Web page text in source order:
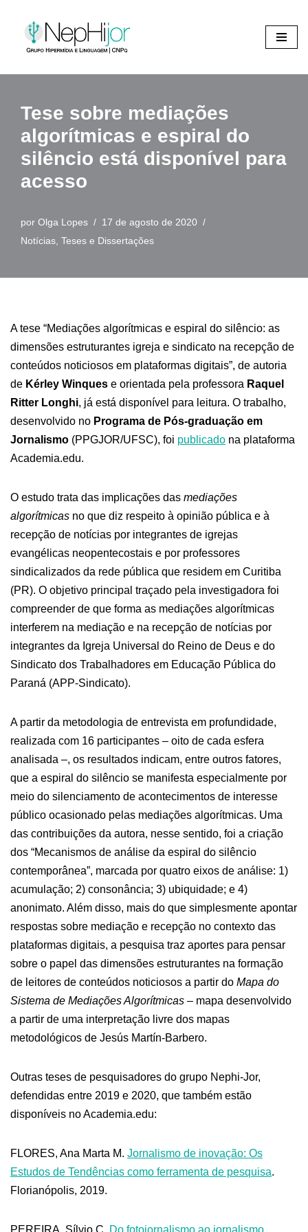
Pular
o
Tese sobre mediações
algorítmicas e espiral do
silêncio está disponível para
acesso
por Olga Lopes
17 de agosto de 2020
Notícias Teses e Dissertações
A tese “Mediações algorítmicas e espiral do silêncio: as
dimensões estruturantes igreja e sindicato na recepção de
conteúdos noticiosos em plataformas digitais”, de autoria
de Kérley Winques e orientada pela professora Raquel
Ritter Longhi, já está disponível para leitura. O trabalho,
desenvolvido no Programa de Pós-graduação em
Jornalismo (PPGJOR/UFSC), foi publicado na plataforma
Academia.edu.
O estudo trata das implicações das mediações
algorítmicas no que diz respeito à opinião pública e à
recepção de notícias por integrantes de igrejas
evangélicas neopentecostais e por professores
sindicalizados da rede pública que residem em Curitiba
(PR). O objetivo principal traçado pela investigadora foi
compreender de que forma as mediações algorítmicas
interferem na mediação e na recepção de notícias por
integrantes da Igreja Universal do Reino de Deus e do
Sindicato dos Trabalhadores em Educação Pública do
Paraná (APP-Sindicato).
A partir da metodologia de entrevista em profundidade,
realizada com 16 participantes – oito de cada esfera
analisada –, os resultados indicam, entre outros fatores,
que a espiral do silêncio se manifesta especialmente por
meio do silenciamento de acontecimentos de interesse
público ocasionado pelas mediações algorítmicas. Uma
das contribuições da autora, nesse sentido, foi a criação
dos “Mecanismos de análise da espiral do silêncio
contemporânea”, marcada por quatro eixos de análise: 1)
acumulação; 2) consonância; 3) ubiquidade; e 4)
anonimato. Além disso, mais do que simplesmente apontar
respostas sobre mediação e recepção no contexto das
plataformas digitais, a pesquisa traz aportes para pensar
sobre o papel das dimensões estruturantes na formação
de leitores de conteúdos noticiosos a partir do Mapa do
Sistema de Mediações Algorítmicas – mapa desenvolvido
a partir de uma interpretação livre dos mapas
metodológicos de Jesús Martín-Barbero.
Outras teses de pesquisadores do grupo Nephi-Jor,
defendidas entre 2019 e 2020, que também estão
disponíveis no Academia.edu:
FLORES, Ana Marta M. Jornalismo de inovação: Os
Estudos de Tendências como ferramenta de pesquisa.
Florianópolis, 2019.
PEREIRA, Sílvio C. Do fotojornalismo ao jornalismo